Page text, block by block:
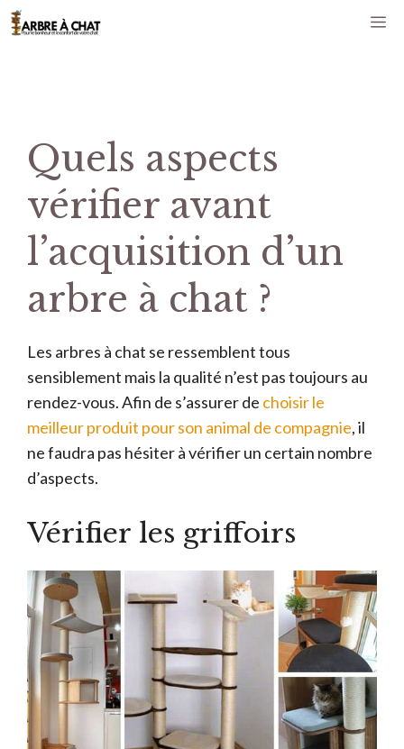
Aller
au
Quels aspects
vérifier avant
l’acquisition d’un
arbre à chat ?
Les arbres à chat se ressemblent tous
sensiblement mais la qualité n’est pas toujours au
rendez-vous. Afin de s’assurer de choisir le
meilleur produit pour son animal de compagnie, il
ne faudra pas hésiter à vérifier un certain nombre
d’aspects.
Vérifier les griffoirs